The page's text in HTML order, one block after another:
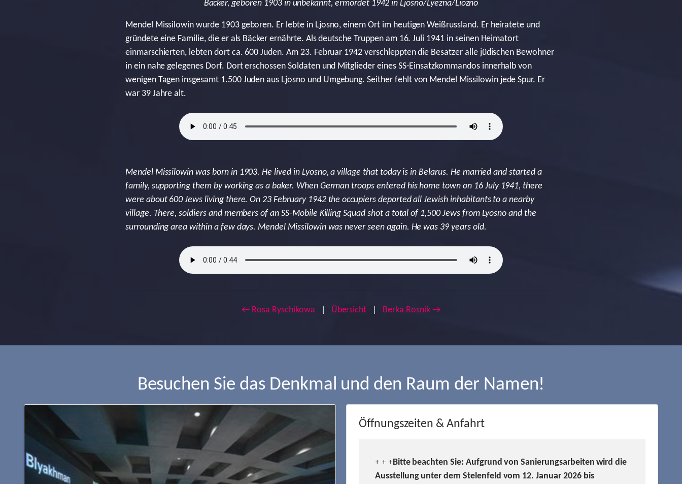
Bäcker, geboren 1903 in unbekannt, ermordet 1942 in Ljosno/Lyëzna/Liozno
Mendel Missilowin wurde 1903 geboren. Er lebte in Ljosno, einem Ort im heutigen Weißrussland. Er heiratete und
gründete eine Familie, die er als Bäcker ernährte. Als deutsche Truppen am 16. Juli 1941 in seinen Heimatort
einmarschierten, lebten dort ca. 600 Juden. Am 23. Februar 1942 verschleppten die Besatzer alle jüdischen Bewohner
in ein nahe gelegenes Dorf. Dort erschossen Soldaten und Mitglieder eines SS-Einsatzkommandos innerhalb von
wenigen Tagen insgesamt 1.500 Juden aus Ljosno und Umgebung. Seither fehlt von Mendel Missilowin jede Spur. Er
war 39 Jahre alt.
Mendel Missilowin was born in 1903. He lived in Lyosno, a village that today is in Belarus. He married and started a
family, supporting them by working as a baker. When German troops entered his home town on 16 July 1941, there
were about 600 Jews living there. On 23 February 1942 the occupiers deported all Jewish inhabitants to a nearby
village. There, soldiers and members of an SS-Mobile Killing Squad shot a total of 1,500 Jews from Lyosno and the
surrounding area within a few days. Mendel Missilowin was never seen again. He was 39 years old.
← Rosa Ryschikowa Übersicht Berka Rosnik →
Besuchen Sie das Denkmal und den Raum der Namen!
Öffnungszeiten & Anfahrt
+ + +Bitte beachten Sie: Aufgrund von Sanierungsarbeiten wird die
Ausstellung unter dem Stelenfeld vom 12. Januar 2026 bis